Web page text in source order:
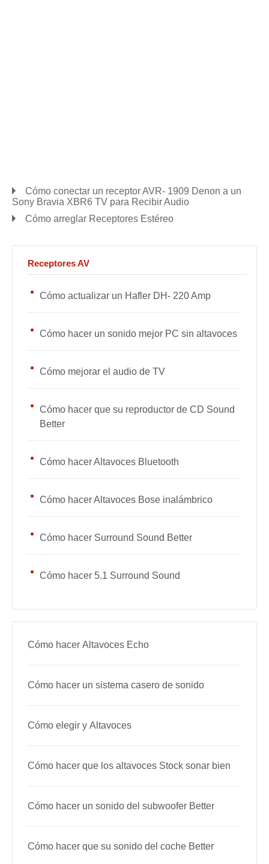
Cómo conectar un receptor AVR- 1909 Denon a un
Sony Bravia XBR6 TV para Recibir Audio
Cómo arreglar Receptores Estéreo
Receptores AV
Cómo actualizar un Hafler DH- 220 Amp
Cómo hacer un sonido mejor PC sin altavoces
Cómo mejorar el audio de TV
Cómo hacer que su reproductor de CD Sound
Better
Cómo hacer Altavoces Bluetooth
Cómo hacer Altavoces Bose inalámbrico
Cómo hacer Surround Sound Better
Cómo hacer 5.1 Surround Sound
Cómo hacer Altavoces Echo
Cómo hacer un sistema casero de sonido
Cómo elegir y Altavoces
Cómo hacer que los altavoces Stock sonar bien
Cómo hacer un sonido del subwoofer Better
Cómo hacer que su sonido del coche Better